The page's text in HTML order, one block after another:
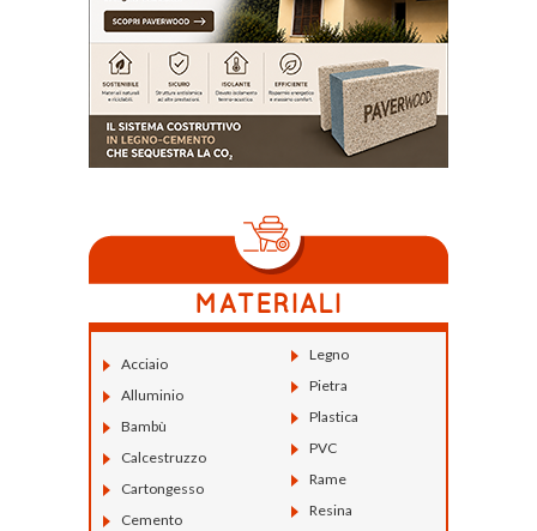
Acciaio
Alluminio
Bambù
Calcestruzzo
Cartongesso
Cemento
Legno
Pietra
Plastica
PVC
Rame
Resina